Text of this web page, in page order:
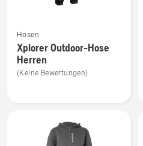
Details
zu
Xplorer
Outdoor-
Hosen
Xplorer Outdoor-Hose
Herren
(Keine Bewertungen)